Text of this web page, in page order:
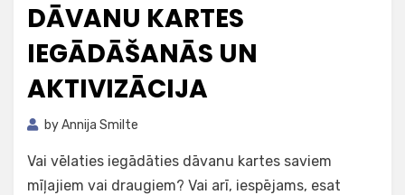
DĀVANU KARTES
IEGĀDĀŠANĀS UN
AKTIVIZĀCIJA
byAnnija Smilte
Vai vēlaties iegādāties dāvanu kartes saviem
mīļajiem vai draugiem? Vai arī, iespējams, esat